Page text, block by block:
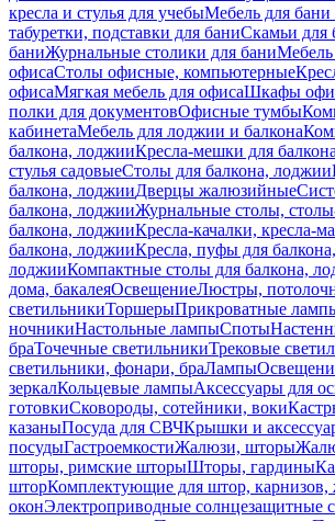
кресла и стулья для учебыМебель для
табуретки, подставки для баниСкамьи для
баниЖурнальные столики для баниМебель
офисаСтолы офисные, компьютерные
офисаМягкая мебель для офисаШкафы
полки для документовОфисные тумбы
кабинетаМебель для лоджии и балкона
балкона, лоджииКресла-мешки для балкона
стулья садовыеСтолы для балкона, лоджии
балкона, лоджииДверцы жалюзийные
балкона, лоджииЖурнальные столы,
балкона, лоджииКресла-качалки, кресла-
балкона, лоджииКресла, пуфы для балкона,
лоджииКомпактные столы для балкона,
дома, бакалеяОсвещениеЛюстры,
светильникиТоршерыПрикроватные
ночникиНастольные лампыСпоты
браТочечные светильникиТрековые
светильники, фонари, браЛампы
зеркалКольцевые лампыАксессуары для
готовкиСковороды, сотейники, воки
казаныПосуда для СВЧКрышки и
посудыГастроемкостиЖалюзи, шторы
шторы, римские шторыШторы, гардины
шторКомплектующие для штор, карнизов,
оконЭлектроприводные солнцезащитные